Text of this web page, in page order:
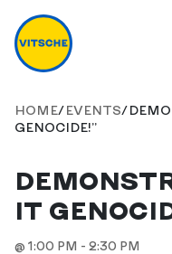
HOME/EVENTS/
GENOCIDE!”
IT
@ 1:00 PM - 2:30 PM